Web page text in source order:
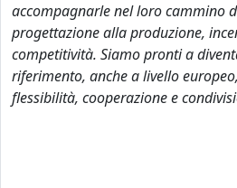
accompagnarle nel loro cammino
progettazione alla produzione,
competitività. Siamo pronti a
riferimento, anche a livello
flessibilità, cooperazione e